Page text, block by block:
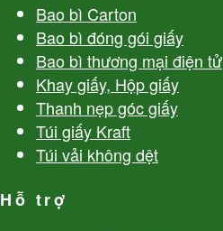
Bao bì Carton
Bao bì đóng gói giấy
Bao bì thương mại điện tử
Khay giấy, Hộp giấy
Thanh nẹp góc giấy
Túi giấy Kraft
Túi vải không dệt
Hỗ trợ